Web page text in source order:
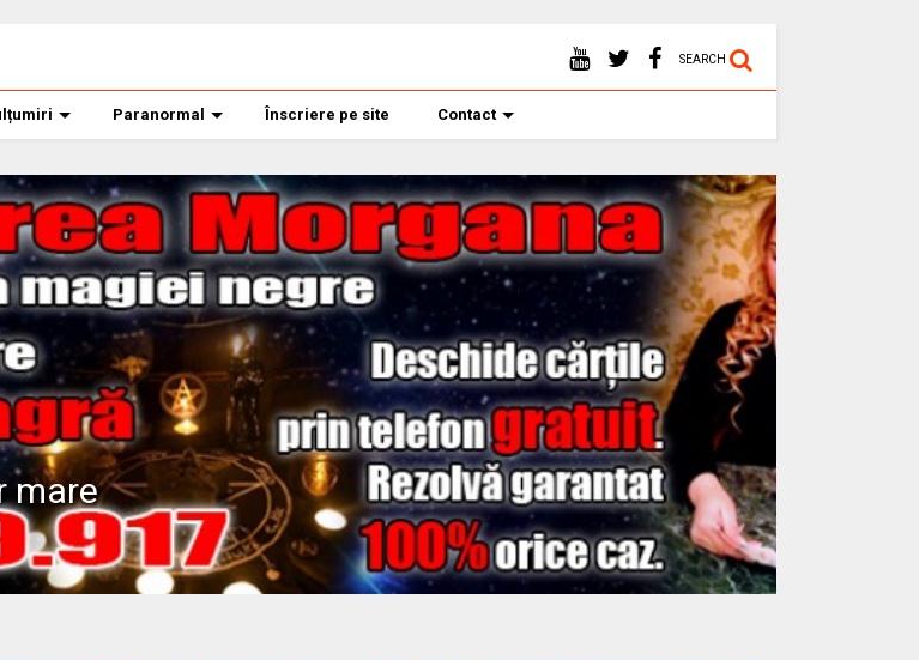
SEARCH
Paranormal Înscriere pe site Contact
mare